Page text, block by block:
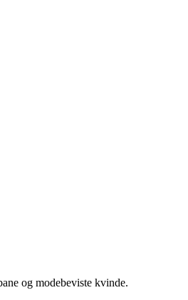
og modebeviste kvinde.